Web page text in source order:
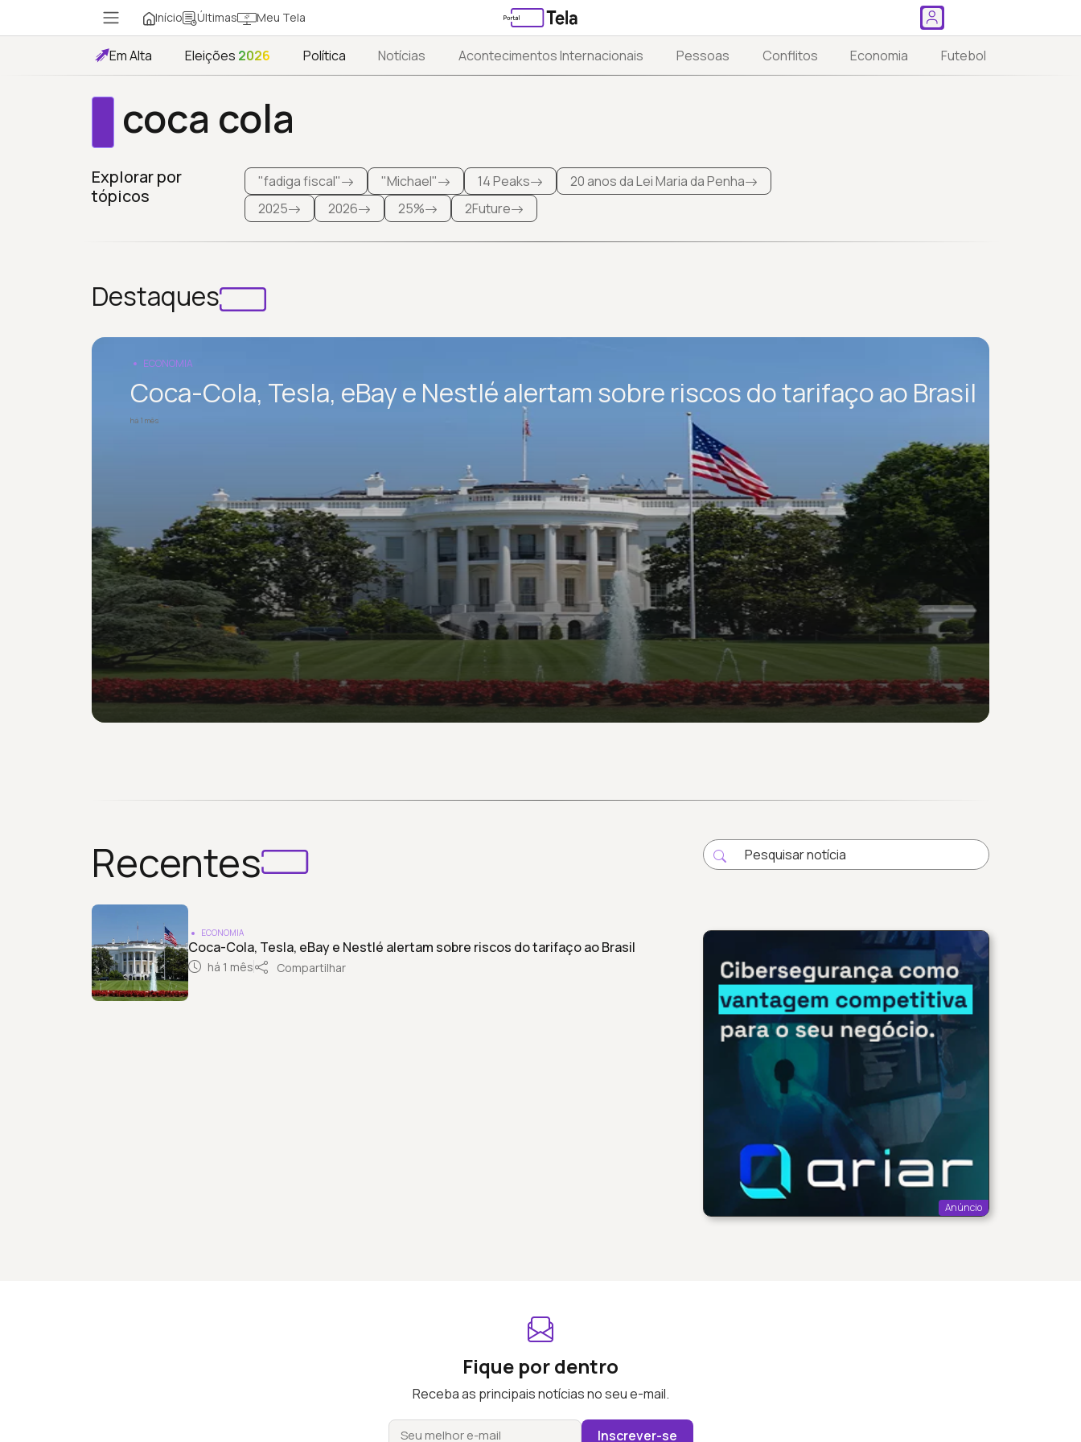
Início Últimas Meu Tela
Em Alta Eleições 2026 Política Notícias Acontecimentos Internacionais Pessoas Conflitos Economia Futebol
coca cola
Explorar por
tópicos
"fadiga fiscal" "Michael" 14 Peaks
20 anos da Lei Maria da Penha
2025
2026 25% 2Future
Destaques
ECONOMIA
Coca-Cola, Tesla, eBay e Nestlé alertam sobre riscos do tarifaço ao Brasil
há 1 mês
Recentes
Anúncio
ECONOMIA
Coca-Cola, Tesla, eBay e Nestlé alertam sobre riscos do tarifaço ao Brasil
há 1 mês Compartilhar
Fique por dentro
Receba as principais notícias no seu e-mail.
Inscrever-se